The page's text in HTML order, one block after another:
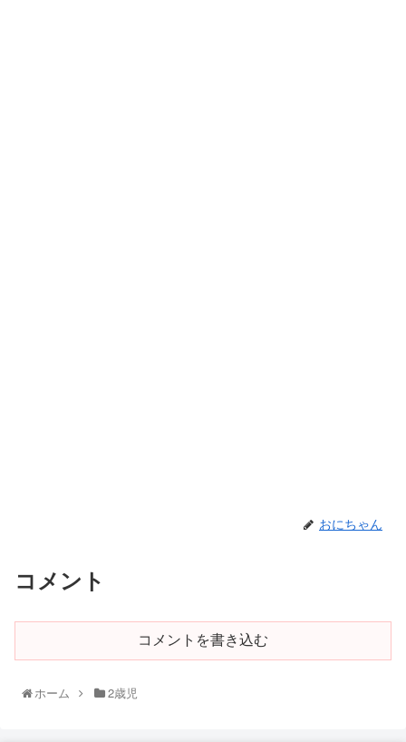
おにちゃん
コメント
コメントを書き込む
ホーム 2歳児